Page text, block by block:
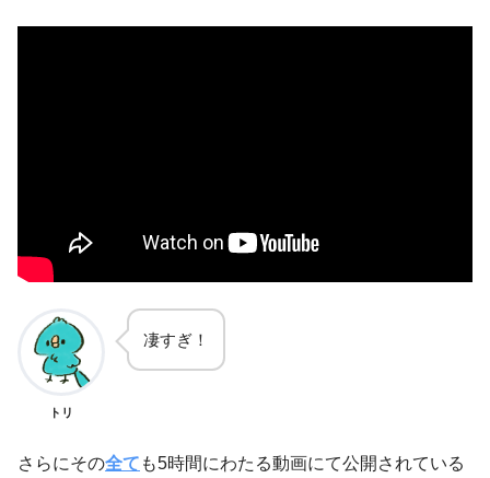
トリ
凄すぎ！
さらにその全て も5時間にわたる動画にて公開されている